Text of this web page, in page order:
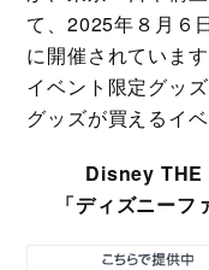
て、2025年８月６
に開催されています
イベント限定グッ
グッズが買えるイ
Disney THE
「ディズニー